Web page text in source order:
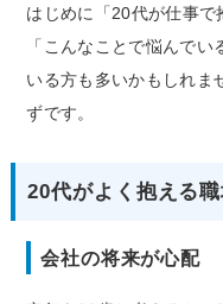
はじめに「20代が仕事で
「こんなことで悩んで
いる方も多いかもしれま
ずです。
20代がよく抱える
会社の将来が心配